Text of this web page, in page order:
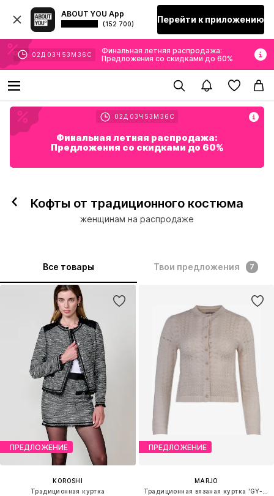
ABOUT YOU App
(152 700) Перейти к приложению
02 Д 03 Ч 53 М 34 С
Финальная летняя распродажа:
Предложения со скидками до 60%
02 Д 03 Ч 53 М 34 С
Финальная летняя распродажа:
Предложения со скидками до 60%
Кофты от традиционного костюма
женщинам на распродаже
Все товары Твои предложения 7
ПРЕДЛОЖЕНИЕ
KOROSHI
Традиционная куртка
ПРЕДЛОЖЕНИЕ
MARJO